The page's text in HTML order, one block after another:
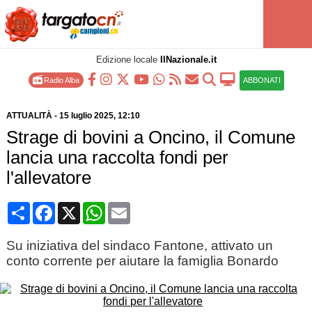
Edizione locale IlNazionale.it
Radio Alba ABBONATI
ATTUALITÀ- 15 luglio 2025, 12:10
Strage di bovini a Oncino, il Comune
lancia una raccolta fondi per
l'allevatore
CondividiFacebook
X WhatsApp
Email
Su iniziativa del sindaco Fantone, attivato un
conto corrente per aiutare la famiglia Bonardo